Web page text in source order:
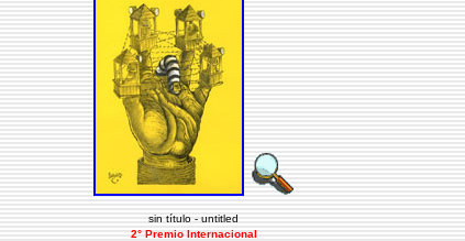
sin título - untitled
2° Premio Internacional